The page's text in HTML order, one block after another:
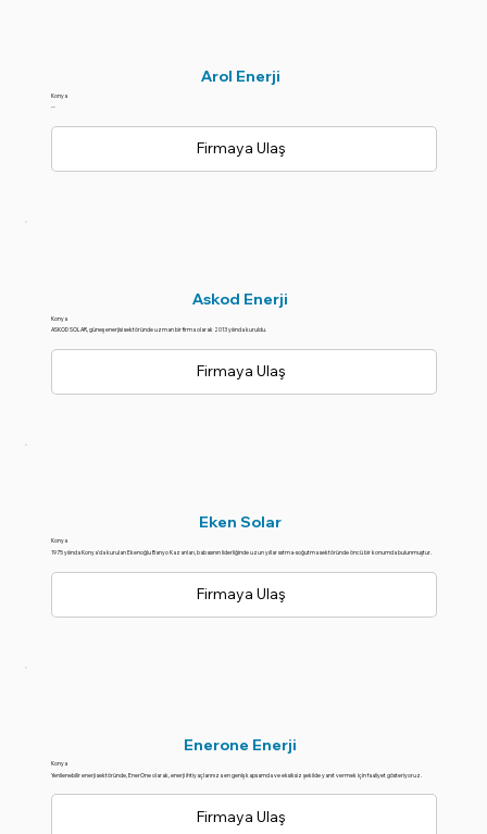
Arol Enerji
Konya
--
Firmaya Ulaş
Askod Enerji
Konya
ASKOD SOLAR, güneş enerjisi sektöründe uzman bir firma olarak 2013 yılında kuruldu.
Firmaya Ulaş
Eken Solar
Konya
1975 yılında Konya'da kurulan Ekenoğlu Banyo Kazanları, babasının liderliğinde uzun yıllar ısıtma-soğutma sektöründe öncü bir konumda bulunmuştur.
Firmaya Ulaş
Enerone Enerji
Konya
Yenilenebilir enerji sektöründe, EnerOne olarak, enerji ihtiyaçlarınıza en geniş kapsamda ve eksiksiz şekilde yanıt vermek için faaliyet gösteriyoruz.
Firmaya Ulaş